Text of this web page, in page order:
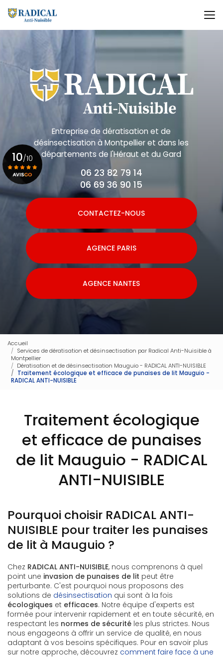
au
contenu
principal
Entreprise de dératisation et de
désinsectisationà Montpellier et dans les
départements de l'Héraut et du Gard
06 23 82 79 14
06 69 36 90 15
CONTACTEZ-NOUS
AGENCE PARIS
AGENCE NANTES
10/10
Voir le certificat
Accueil
Services de dératisation et désinsectisation par Radical Anti-Nuisible à
Montpellier
Dératisation et de désinsectisation Mauguio - RADICAL ANTI-NUISIBLE
Traitement écologique et efficace de punaises de lit Mauguio -
RADICAL ANTI-NUISIBLE
Traitement écologique
et efficace de punaises
de lit Mauguio - RADICAL
ANTI-NUISIBLE
Pourquoi choisir RADICAL ANTI-
NUISIBLE pour traiter les punaises
de lit à Mauguio ?
Chez RADICAL ANTI-NUISIBLE, nous comprenons à quel
point une invasion de punaises de lit peut être
perturbante. C'est pourquoi nous proposons des
solutions de désinsectisation qui sont à la fois
écologiques et efficaces. Notre équipe d'experts est
formée pour intervenir rapidement et en toute sécurité, en
respectant les normes de sécurité les plus strictes. Nous
nous engageons à offrir un service de qualité, en nous
adaptant à vos besoins spécifiques. Pour en savoir plus
sur notre approche, découvrez comment faire face à une